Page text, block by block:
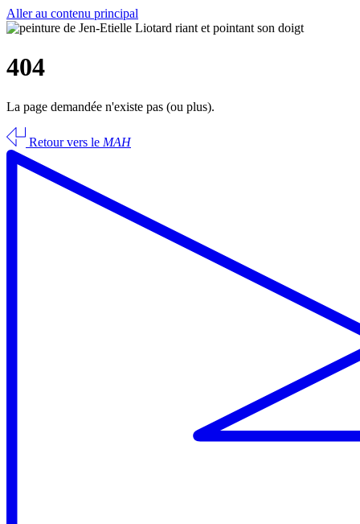
Aller au contenu principal
404
La page demandée n'existe pas (ou plus).
Retour vers le MAH